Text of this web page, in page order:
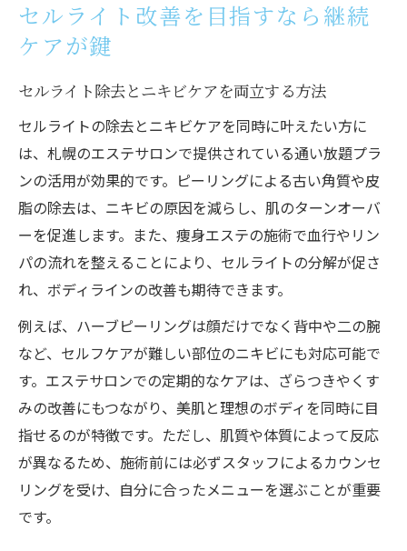
セルライト改善を目指すなら継続
ケアが鍵
セルライト除去とニキビケアを両立する方法
セルライトの除去とニキビケアを同時に叶えたい方に
は、札幌のエステサロンで提供されている通い放題プラ
ンの活用が効果的です。ピーリングによる古い角質や皮
脂の除去は、ニキビの原因を減らし、肌のターンオーバ
ーを促進します。また、痩身エステの施術で血行やリン
パの流れを整えることにより、セルライトの分解が促さ
れ、ボディラインの改善も期待できます。
例えば、ハーブピーリングは顔だけでなく背中や二の腕
など、セルフケアが難しい部位のニキビにも対応可能で
す。エステサロンでの定期的なケアは、ざらつきやくす
みの改善にもつながり、美肌と理想のボディを同時に目
指せるのが特徴です。ただし、肌質や体質によって反応
が異なるため、施術前には必ずスタッフによるカウンセ
リングを受け、自分に合ったメニューを選ぶことが重要
です。